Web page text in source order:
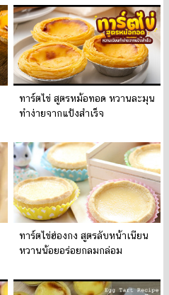
ทาร์ตไข่ สูตรหม้อทอด หวานละมุน
ทำง่ายจากแป้งสำเร็จ
ทาร์ตไข่ฮ่องกง สูตรลับหน้าเนียน
หวานน้อยอร่อยกลมกล่อม